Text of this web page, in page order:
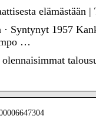
elämästään |
Syntynyt 1957
…